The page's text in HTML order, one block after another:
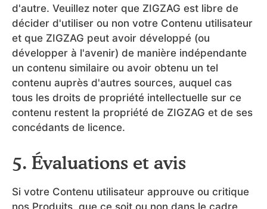
d'autre. Veuillez noter que ZIGZAG est libre de
décider d'utiliser ou non votre Contenu utilisateur
et que ZIGZAG peut avoir développé (ou
développer à l'avenir) de manière indépendante
un contenu similaire ou avoir obtenu un tel
contenu auprès d'autres sources, auquel cas
tous les droits de propriété intellectuelle sur ce
contenu restent la propriété de ZIGZAG et de ses
concédants de licence.
5. Évaluations et avis
Si votre Contenu utilisateur approuve ou critique
nos Produits, que ce soit ou non dans le cadre